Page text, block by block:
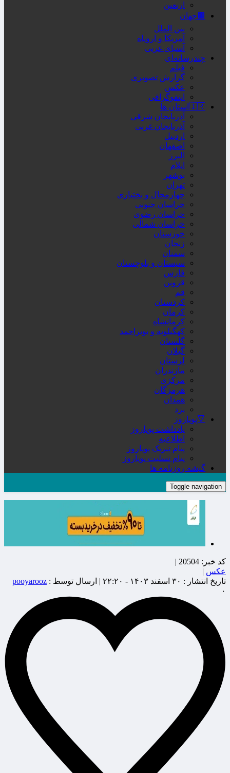
اربعین
🟫جهان
بین الملل
آمریکا و اروپاه
آسیای غربی
چندرسانه‌ای
فیلم
گزارش تصویری
عکس
اینفوگرافی
🇮🇷استان ها
آذربایجان شرقی
آذربایجان غربی
اردبیل
اصفهان
البرز
ایلام
بوشهر
تهران
چهارمحال و بختیاری
خراسان جنوبی
خراسان رضوی
خراسان شمالی
خوزستان
زنجان
سمنان
سیستان و بلوچستان
فارس
قزوین
قم
کردستان
کرمان
کرمانشاه
کهگیلویه و بویراحمد
گلستان
گیلان
لرستان
مازندران
مرکزی
هرمزگان
همدان
یزد
🔻پویاروز
یادداشت پویاروز
اطلاعیه
پیام تبریک پویاروز
پیام تسلیت پویاروز
گیشه روزنامه ها
Toggle navigation
کد خبر: 20504 |
عکس |
تاریخ انتشار : ۳۰ اسفند ۱۴۰۳ - ۲۲:۲۰ | ارسال توسط : pooyarooz
۰